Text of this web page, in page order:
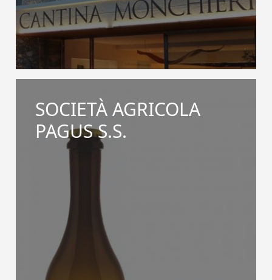
SOCIETÀ AGRICOLA
PAGUS S.S.